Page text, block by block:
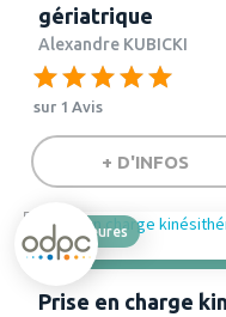
gériatrique
Alexandre KUBICKI
sur 1 Avis
+ D'INFOS
5 heures
Prise en charge